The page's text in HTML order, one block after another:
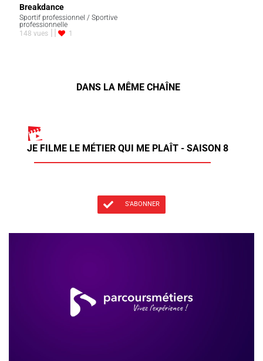
Breakdance
Sportif professionnel / Sportive
professionnelle
148 vues
1
DANS LA MÊME CHAÎNE
JE FILME LE MÉTIER QUI ME PLAÎT - SAISON 8
S'ABONNER